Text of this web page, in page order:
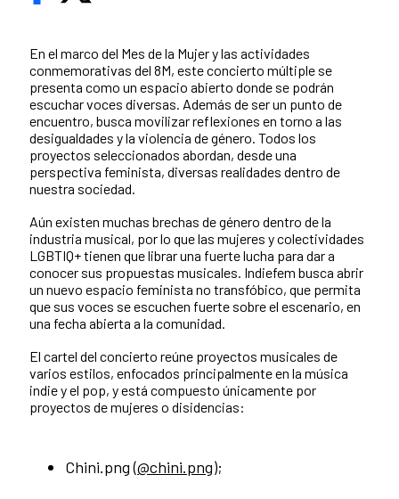
En el marco del Mes de la Mujer y las actividades
conmemorativas del 8M, este concierto múltiple se
presenta como un espacio abierto donde se podrán
escuchar voces diversas. Además de ser un punto de
encuentro, busca movilizar reflexiones en torno a las
desigualdades y la violencia de género. Todos los
proyectos seleccionados abordan, desde una
perspectiva feminista, diversas realidades dentro de
nuestra sociedad.
Aún existen muchas brechas de género dentro de la
industria musical, por lo que las mujeres y colectividades
LGBTIQ+ tienen que librar una fuerte lucha para dar a
conocer sus propuestas musicales. Indiefem busca abrir
un nuevo espacio feminista no transfóbico, que permita
que sus voces se escuchen fuerte sobre el escenario, en
una fecha abierta a la comunidad.
El cartel del concierto reúne proyectos musicales de
varios estilos, enfocados principalmente en la música
indie y el pop, y está compuesto únicamente por
proyectos de mujeres o disidencias:
Chini.png (@chini.png);